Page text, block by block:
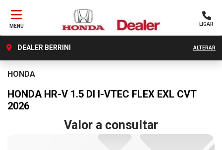
MENU LIGAR
DEALER BERRINI ALTERAR
HONDA
HONDA HR-V 1.5 DI I-VTEC FLEX EXL CVT
2026
Valor a consultar